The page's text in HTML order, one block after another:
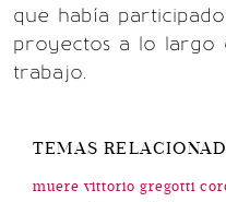
que había
proyectos a lo largo
trabajo.
TEMAS
muere vittorio gregotti